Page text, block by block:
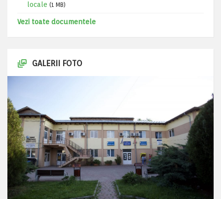
locale (1 MB)
Vezi toate documentele
GALERII FOTO